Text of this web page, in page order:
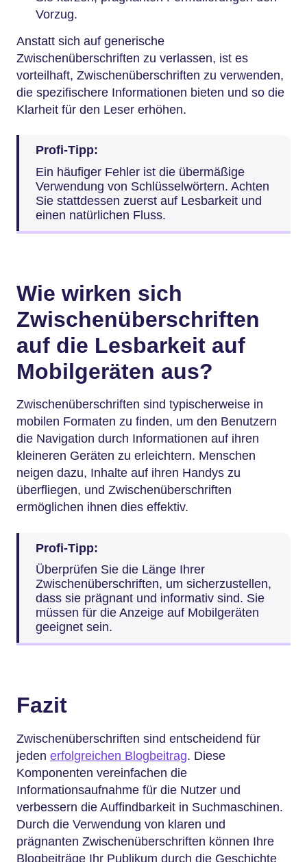
Vorzug.
Anstatt sich auf generische
Zwischenüberschriften zu verlassen, ist es
vorteilhaft, Zwischenüberschriften zu verwenden,
die spezifischere Informationen bieten und so die
Klarheit für den Leser erhöhen.
Profi-Tipp:
Ein häufiger Fehler ist die übermäßige
Verwendung von Schlüsselwörtern. Achten
Sie stattdessen zuerst auf Lesbarkeit und
einen natürlichen Fluss.
Wie wirken sich
Zwischenüberschriften
auf die Lesbarkeit auf
Mobilgeräten aus?
Zwischenüberschriften sind typischerweise in
mobilen Formaten zu finden, um den Benutzern
die Navigation durch Informationen auf ihren
kleineren Geräten zu erleichtern. Menschen
neigen dazu, Inhalte auf ihren Handys zu
überfliegen, und Zwischenüberschriften
ermöglichen ihnen dies effektiv.
Profi-Tipp:
Überprüfen Sie die Länge Ihrer
Zwischenüberschriften, um sicherzustellen,
dass sie prägnant und informativ sind. Sie
müssen für die Anzeige auf Mobilgeräten
geeignet sein.
Fazit
Zwischenüberschriften sind entscheidend für
jeden erfolgreichen Blogbeitrag. Diese
Komponenten vereinfachen die
Informationsaufnahme für die Nutzer und
verbessern die Auffindbarkeit in Suchmaschinen.
Durch die Verwendung von klaren und
prägnanten Zwischenüberschriften können Ihre
Blogbeiträge Ihr Publikum durch die Geschichte